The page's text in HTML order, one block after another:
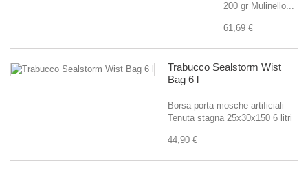
200 gr Mulinello...
61,69 €
Trabucco Sealstorm Wist
Bag 6 l
Borsa porta mosche artificiali
Tenuta stagna 25x30x150 6 litri
44,90 €